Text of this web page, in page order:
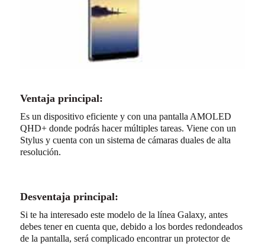
Ventaja principal:
Es un dispositivo eficiente y con una pantalla AMOLED
QHD+ donde podrás hacer múltiples tareas. Viene con un
Stylus y cuenta con un sistema de cámaras duales de alta
resolución.
Desventaja principal:
Si te ha interesado este modelo de la línea Galaxy, antes
debes tener en cuenta que, debido a los bordes redondeados
de la pantalla, será complicado encontrar un protector de